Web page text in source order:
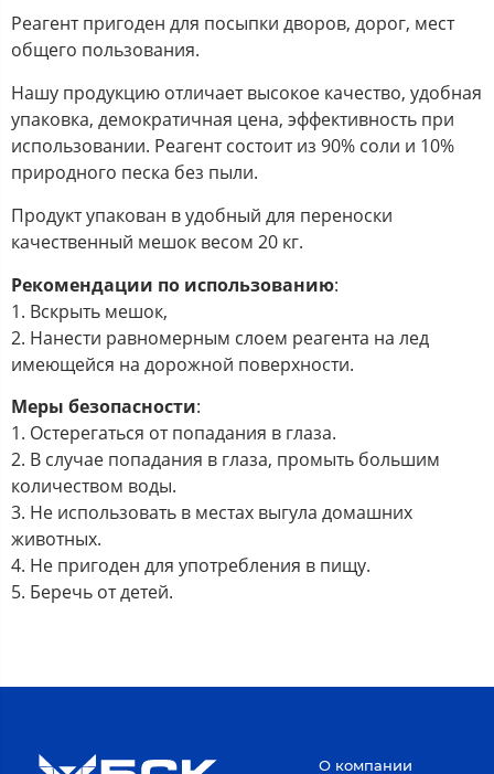
Реагент пригоден для посыпки дворов, дорог, мест
общего пользования.
Нашу продукцию отличает высокое качество, удобная
упаковка, демократичная цена, эффективность при
использовании. Реагент состоит из 90% соли и 10%
природного песка без пыли.
Продукт упакован в удобный для переноски
качественный мешок весом 20 кг.
Рекомендации по использованию:
1. Вскрыть мешок,
2. Нанести равномерным слоем реагента на лед
имеющейся на дорожной поверхности.
Меры безопасности:
1. Остерегаться от попадания в глаза.
2. В случае попадания в глаза, промыть большим
количеством воды.
3. Не использовать в местах выгула домашних
животных.
4. Не пригоден для употребления в пищу.
5. Беречь от детей.
О компании